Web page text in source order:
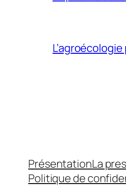
PrésentationLa
Politique de